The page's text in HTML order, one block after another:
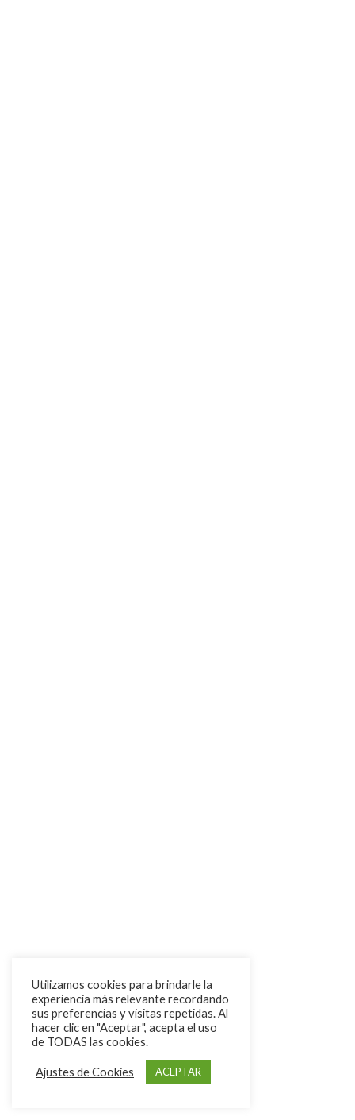
Utilizamos cookies para brindarle la
experiencia más relevante recordando
sus preferencias y visitas repetidas. Al
hacer clic en "Aceptar", acepta el uso
de TODAS las cookies.
Ajustes de Cookies ACEPTAR